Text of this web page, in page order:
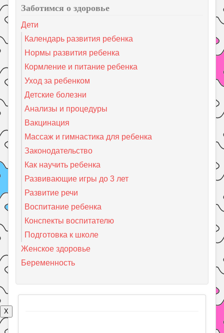
Заботимся о здоровье
Дети
Календарь развития ребенка
Нормы развития ребенка
Кормление и питание ребенка
Уход за ребенком
Детские болезни
Анализы и процедуры
Вакцинация
Массаж и гимнастика для ребенка
Законодательство
Как научить ребенка
Развивающие игры до 3 лет
Развитие речи
Воспитание ребенка
Конспекты воспитателю
Подготовка к школе
Женское здоровье
Беременность
X